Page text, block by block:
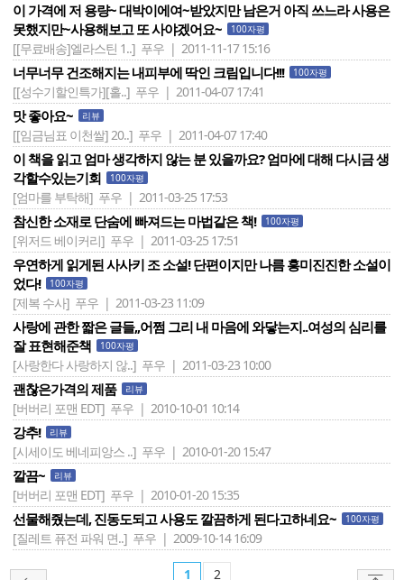
이 가격에 저 용량~ 대박이에여~받았지만 남은거 아직 쓰느라 사용은
못했지만~사용해보고 또 사야겠어요~
100자평
[[무료배송]엘라스틴 1..] 푸우 | 2011-11-17 15:16
너무너무 건조해지는 내피부에 딱인 크림입니다!!! 100자평
[[성수기할인특가][홀..] 푸우 | 2011-04-07 17:41
맛 좋아요~ 리뷰
[[임금님표 이천쌀] 20..] 푸우 | 2011-04-07 17:40
이 책을 읽고 엄마 생각하지 않는 분 있을까요? 엄마에 대해 다시금 생
각할수있는기회
100자평
[엄마를 부탁해] 푸우 | 2011-03-25 17:53
참신한 소재로 단숨에 빠져드는 마법같은 책! 100자평
[위저드 베이커리] 푸우 | 2011-03-25 17:51
우연하게 읽게된 사사키 조 소설! 단편이지만 나름 흥미진진한 소설이
었다!
100자평
[제복 수사] 푸우 | 2011-03-23 11:09
사랑에 관한 짧은 글들,,어쩜 그리 내 마음에 와닿는지..여성의 심리를
잘 표현해준책
100자평
[사랑한다 사랑하지 않..] 푸우 | 2011-03-23 10:00
괜찮은가격의 제품 리뷰
[버버리 포맨 EDT] 푸우 | 2010-10-01 10:14
강추! 리뷰
[시세이도 베네피앙스 ..] 푸우 | 2010-01-20 15:47
깔끔~ 리뷰
[버버리 포맨 EDT] 푸우 | 2010-01-20 15:35
선물해줬는데, 진동도되고 사용도 깔끔하게 된다고하네요~ 100자평
[질레트 퓨전 파워 면..] 푸우 | 2009-10-14 16:09
1 2